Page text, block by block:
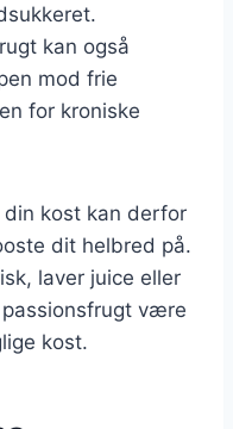
kan også
mod frie
for kroniske
kost kan derfor
dit helbred på.
laver juice eller
være
kost.